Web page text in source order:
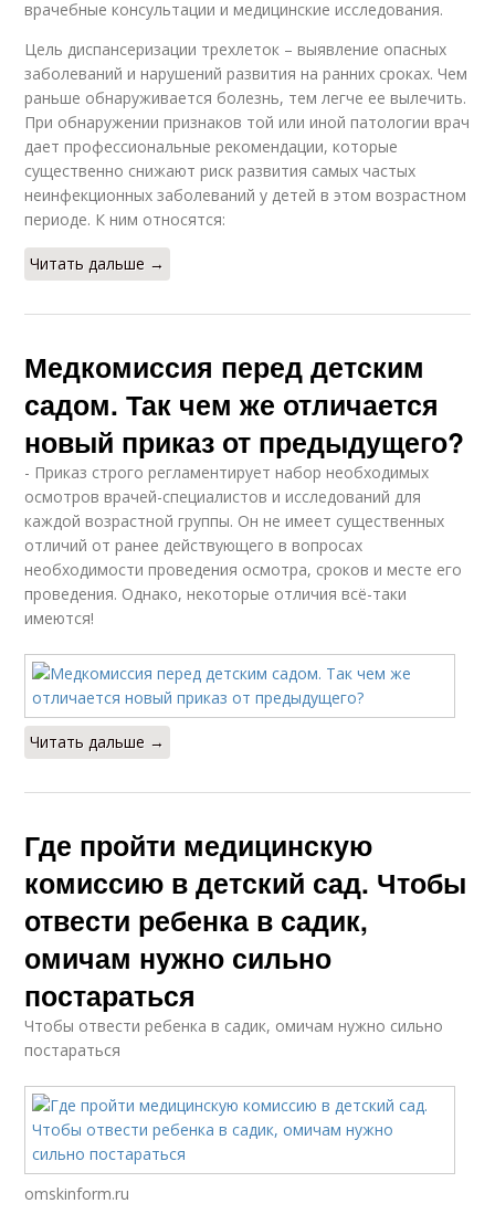
врачебные консультации и медицинские исследования.
Цель диспансеризации трехлеток – выявление опасных
заболеваний и нарушений развития на ранних сроках. Чем
раньше обнаруживается болезнь, тем легче ее вылечить.
При обнаружении признаков той или иной патологии врач
дает профессиональные рекомендации, которые
существенно снижают риск развития самых частых
неинфекционных заболеваний у детей в этом возрастном
периоде. К ним относятся:
Читать дальше →
Медкомиссия перед детским
садом. Так чем же отличается
новый приказ от предыдущего?
- Приказ строго регламентирует набор необходимых
осмотров врачей-специалистов и исследований для
каждой возрастной группы. Он не имеет существенных
отличий от ранее действующего в вопросах
необходимости проведения осмотра, сроков и месте его
проведения. Однако, некоторые отличия всё-таки
имеются!
Читать дальше →
Где пройти медицинскую
комиссию в детский сад. Чтобы
отвести ребенка в садик,
омичам нужно сильно
постараться
Чтобы отвести ребенка в садик, омичам нужно сильно
постараться
omskinform.ru